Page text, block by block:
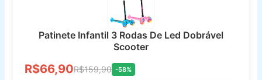
Patinete Infantil 3 Rodas De Led Dobrável
Scooter
R$66,90R$159,90 -58%